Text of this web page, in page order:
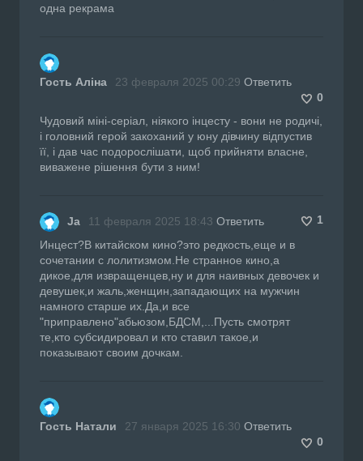
одна рекрама
Гость Аліна 23 февраля 2025 00:29 Ответить
0
Чудовий міні-серіал, ніякого інцесту - вони не родичі,
і головний герой закоханий у юну дівчину відпустив
її, і дав час подорослішати, щоб прийняти власне,
виважене рішення бути з ним!
Ja 11 февраля 2025 18:43 Ответить
1
Инцест?В китайском кино?это редкость,еще и в
сочетании с лолитизмом.Не странное кино,а
дикое,для извращенцев,ну и для наивных девочек и
девушек,и жаль,женщин,западающих на мужчин
намного старше их.Да,и все
"приправлено"абьюзом,БДСМ,...Пусть смотрят
те,кто субсидировал и кто ставил такое,и
показывают своим дочкам.
Гость Натали 27 января 2025 16:30 Ответить
0